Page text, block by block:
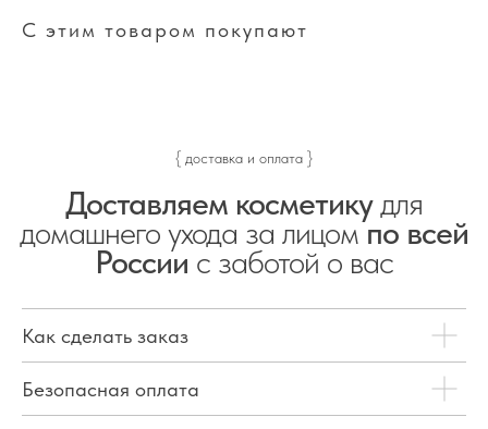
С этим товаром покупают
{ доставка и оплата }
Доставляем косметикудля
домашнего ухода за лицомпо всей
России с заботой о вас
Как сделать заказ
Безопасная оплата